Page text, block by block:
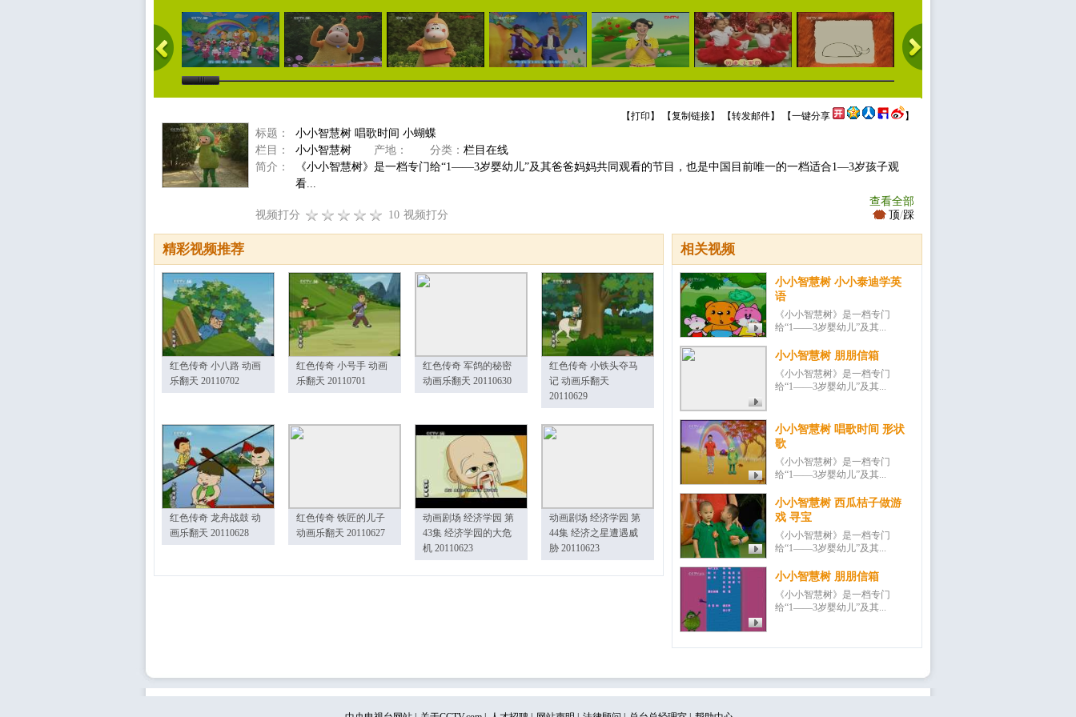
【打印 】 【复制链接】 【转发邮件】 【一键分享 】
标题：
小小智慧树 唱歌时间 小蝴蝶
栏目：
小小智慧树 产地： 分类： 栏目在线
简介：
《小小智慧树》是一档专门给“1——3岁婴幼儿”及其爸爸妈妈共同观看的节目，也是中国目前唯一的一档适合1—3岁孩子观
看...
查看全部
视频打分
10 视频打分 顶/踩
相关视频
小小智慧树 小小泰迪学英
语
《小小智慧树》是一档专门
给“1——3岁婴幼儿”及其...
小小智慧树 朋朋信箱
《小小智慧树》是一档专门
给“1——3岁婴幼儿”及其...
小小智慧树 唱歌时间 形状
歌
《小小智慧树》是一档专门
给“1——3岁婴幼儿”及其...
小小智慧树 西瓜桔子做游
戏 寻宝
《小小智慧树》是一档专门
给“1——3岁婴幼儿”及其...
小小智慧树 朋朋信箱
《小小智慧树》是一档专门
给“1——3岁婴幼儿”及其...
精彩视频推荐
红色传奇 小八路 动画
乐翻天 20110702
红色传奇 小号手 动画
乐翻天 20110701
红色传奇 军鸽的秘密
动画乐翻天 20110630
红色传奇 小铁头夺马
记 动画乐翻天
20110629
红色传奇 龙舟战鼓 动
画乐翻天 20110628
红色传奇 铁匠的儿子
动画乐翻天 20110627
动画剧场 经济学园 第
43集 经济学园的大危
机 20110623
动画剧场 经济学园 第
44集 经济之星遭遇威
胁 20110623